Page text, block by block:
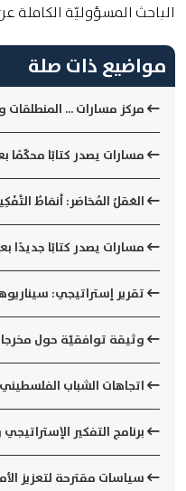
الباحث المسؤوليّة الكاملة
مواضيع ذات صلة
مركز مسارات ... المنطلقات
مسارات يصدر كتابًا محكّمًا
العَقلُ المُحَاصَر: أَنمَاطُ
مسارات يصدر كتابًا جديدًا
تقرير إستراتيجي:
وثيقة توافقيّة حول
اتجاهات الشباب
برنامج التفكير
سياسات مقترحة لتعزيز